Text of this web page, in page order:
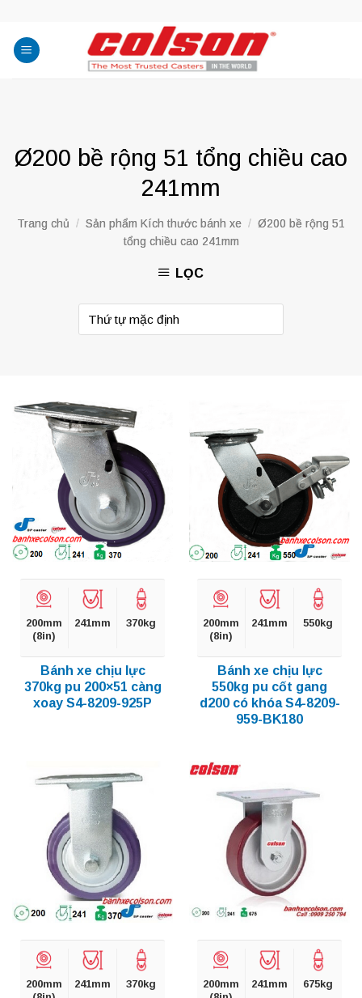
content
Ø200 bề rộng 51 tổng chiều cao
241mm
Trang chủ / Sản phẩm Kích thước bánh xe / Ø200 bề rộng 51
tổng chiều cao 241mm
LỌC
200mm
(8in)
241mm 370kg
Bánh xe chịu lực
370kg pu 200×51 càng
xoay S4-8209-925P
200mm
(8in)
241mm 550kg
Bánh xe chịu lực
550kg pu cốt gang
d200 có khóa S4-8209-
959-BK180
200mm
241mm 370kg
200mm
241mm 675kg